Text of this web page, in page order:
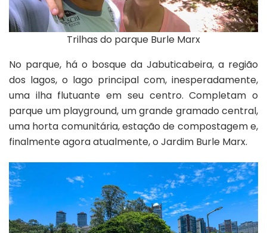
Trilhas do parque Burle Marx
No parque, há o bosque da Jabuticabeira, a região
dos lagos, o lago principal com, inesperadamente,
uma ilha flutuante em seu centro. Completam o
parque um playground, um grande gramado central,
uma horta comunitária, estação de compostagem e,
finalmente agora atualmente, o Jardim Burle Marx.